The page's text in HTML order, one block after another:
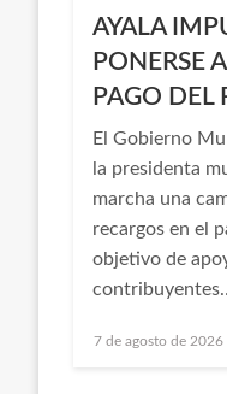
AYALA
PONERSE
PAGO DEL
El Gobierno
la presidenta
marcha una
recargos en el
objetivo de
Publicado
7 de agosto de 2026